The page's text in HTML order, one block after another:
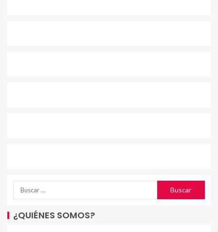
¿QUIÉNES SOMOS?